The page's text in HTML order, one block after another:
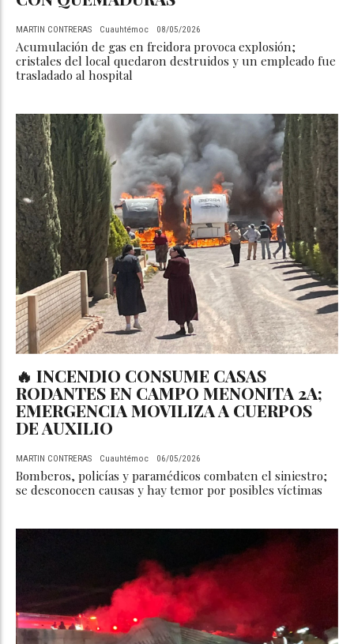
MARTIN CONTRERAS Cuauhtémoc 08/05/2026
Acumulación de gas en freidora provoca explosión;
cristales del local quedaron destruidos y un empleado fue
trasladado al hospital
🔥 INCENDIO CONSUME CASAS
RODANTES EN CAMPO MENONITA 2A;
EMERGENCIA MOVILIZA A CUERPOS
DE AUXILIO
MARTIN CONTRERAS Cuauhtémoc 06/05/2026
Bomberos, policías y paramédicos combaten el siniestro;
se desconocen causas y hay temor por posibles víctimas